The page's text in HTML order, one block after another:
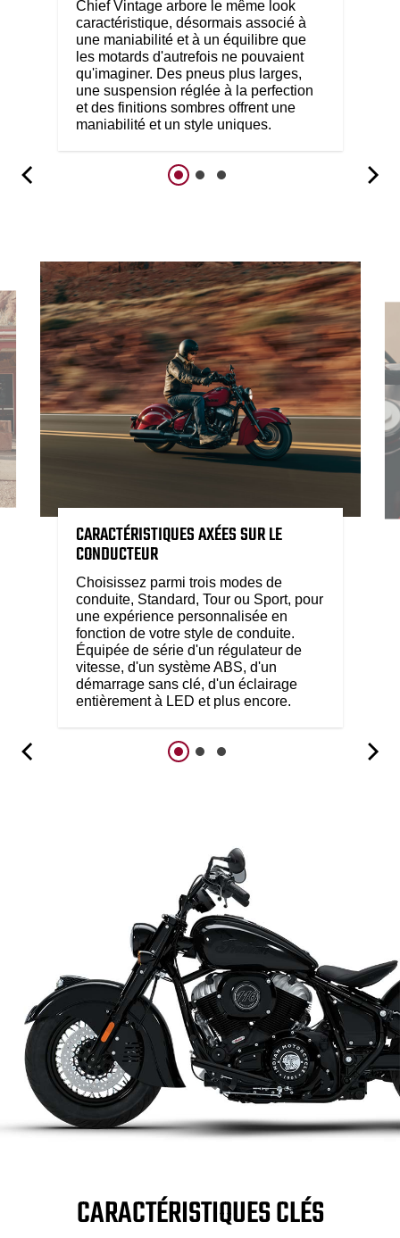
Chief Vintage arbore le même look
caractéristique, désormais associé à
une maniabilité et à un équilibre que
les motards d'autrefois ne pouvaient
qu'imaginer. Des pneus plus larges,
une suspension réglée à la perfection
et des finitions sombres offrent une
maniabilité et un style uniques.
CARACTÉRISTIQUES AXÉES SUR LE
CONDUCTEUR
Choisissez parmi trois modes de
conduite, Standard, Tour ou Sport, pour
une expérience personnalisée en
fonction de votre style de conduite.
Équipée de série d'un régulateur de
vitesse, d'un système ABS, d'un
démarrage sans clé, d'un éclairage
entièrement à LED et plus encore.
CARACTÉRISTIQUES CLÉS